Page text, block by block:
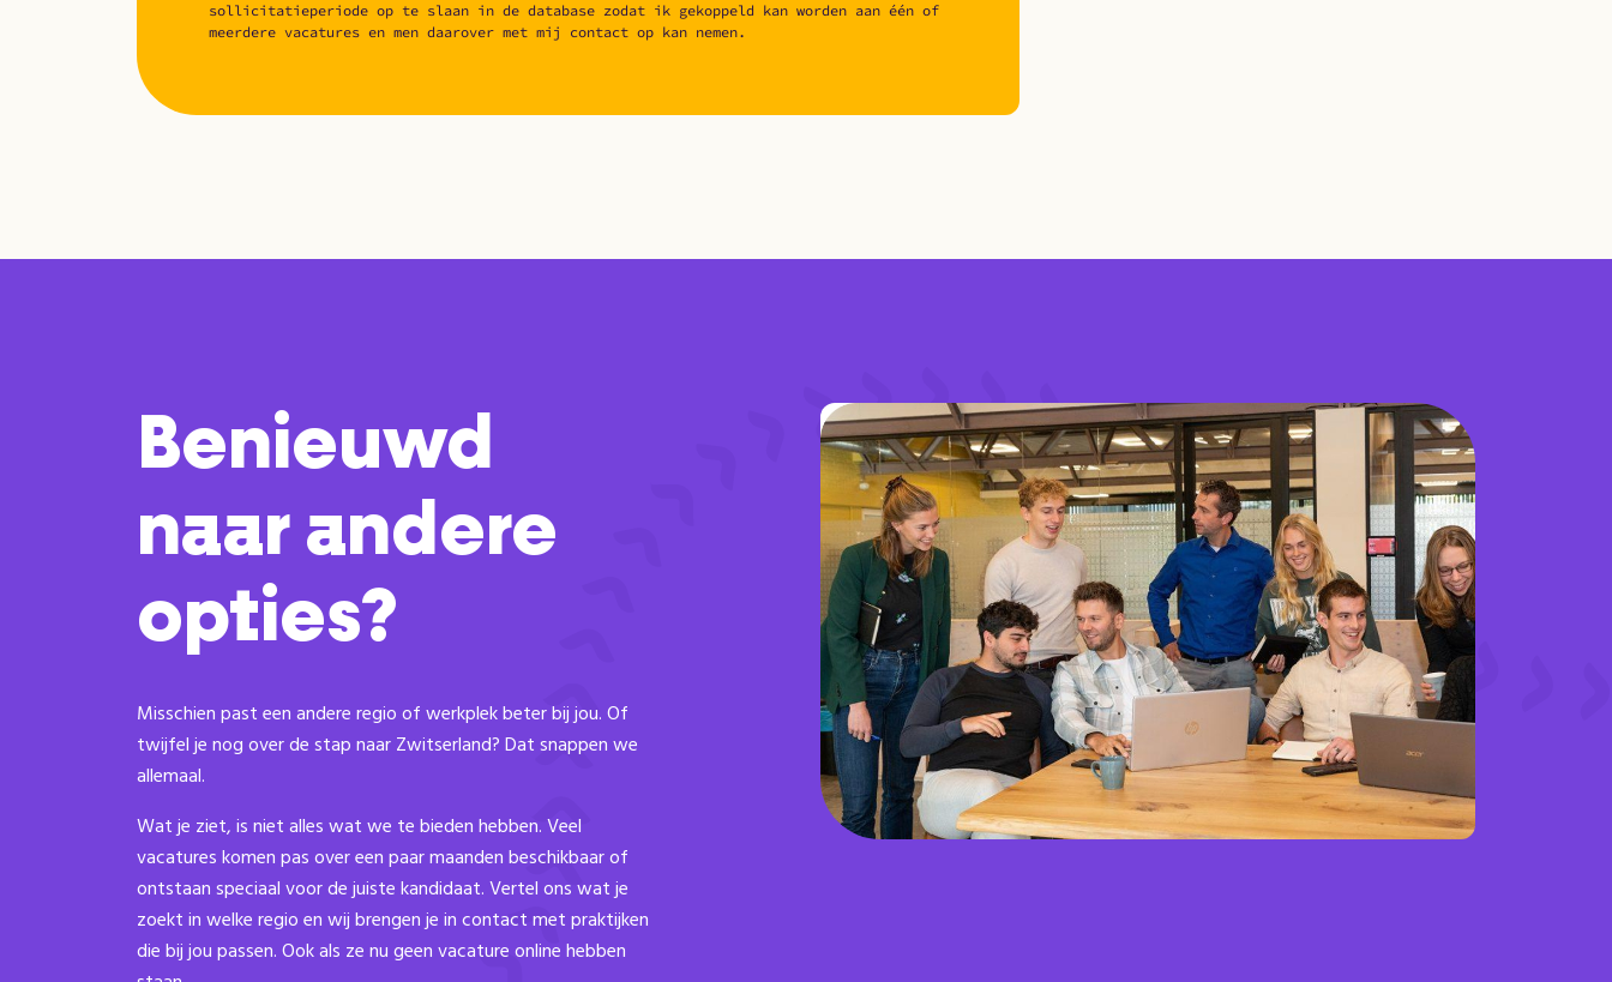
sollicitatieperiode op te slaan in de database zodat ik gekoppeld kan worden aan één of
meerdere vacatures en men daarover met mij contact op kan nemen.
Benieuwd
naar andere
opties?
Misschien past een andere regio of werkplek beter bij jou. Of
twijfel je nog over de stap naar Zwitserland? Dat snappen we
allemaal.
Wat je ziet, is niet alles wat we te bieden hebben. Veel
vacatures komen pas over een paar maanden beschikbaar of
ontstaan speciaal voor de juiste kandidaat. Vertel ons wat je
zoekt in welke regio en wij brengen je in contact met praktijken
die bij jou passen. Ook als ze nu geen vacature online hebben